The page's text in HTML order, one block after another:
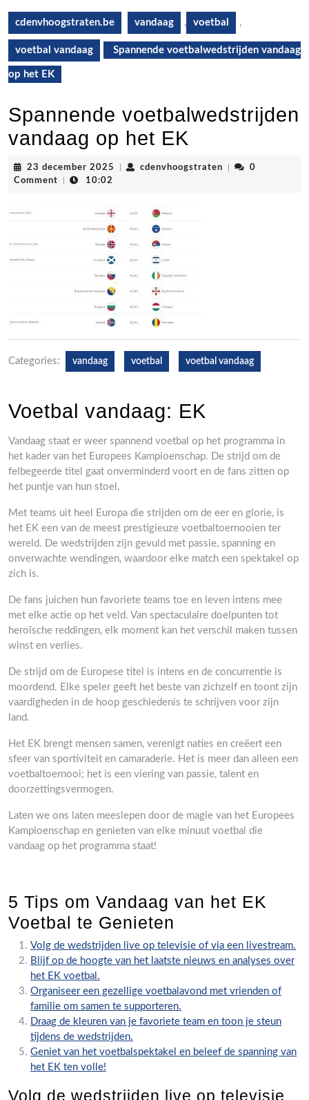
cdenvhoogstraten.be vandaag , voetbal ,
voetbal vandaag Spannende voetbalwedstrijden vandaag
op het EK
Spannende voetbalwedstrijden
vandaag op het EK
23 december 2025 23
cdenvhoogstraten cdenvhoogstraten
0
Comment
10:02
Categories: vandaag voetbal voetbal vandaag
Voetbal vandaag: EK
Vandaag staat er weer spannend voetbal op het programma in
het kader van het Europees Kampioenschap. De strijd om de
felbegeerde titel gaat onverminderd voort en de fans zitten op
het puntje van hun stoel.
Met teams uit heel Europa die strijden om de eer en glorie, is
het EK een van de meest prestigieuze voetbaltoernooien ter
wereld. De wedstrijden zijn gevuld met passie, spanning en
onverwachte wendingen, waardoor elke match een spektakel op
zich is.
De fans juichen hun favoriete teams toe en leven intens mee
met elke actie op het veld. Van spectaculaire doelpunten tot
heroïsche reddingen, elk moment kan het verschil maken tussen
winst en verlies.
De strijd om de Europese titel is intens en de concurrentie is
moordend. Elke speler geeft het beste van zichzelf en toont zijn
vaardigheden in de hoop geschiedenis te schrijven voor zijn
land.
Het EK brengt mensen samen, verenigt naties en creëert een
sfeer van sportiviteit en camaraderie. Het is meer dan alleen een
voetbaltoernooi; het is een viering van passie, talent en
doorzettingsvermogen.
Laten we ons laten meeslepen door de magie van het Europees
Kampioenschap en genieten van elke minuut voetbal die
vandaag op het programma staat!
5 Tips om Vandaag van het EK
Voetbal te Genieten
Volg de wedstrijden live op televisie of via een livestream.
Blijf op de hoogte van het laatste nieuws en analyses over
het EK voetbal.
Organiseer een gezellige voetbalavond met vrienden of
familie om samen te supporteren.
Draag de kleuren van je favoriete team en toon je steun
tijdens de wedstrijden.
Geniet van het voetbalspektakel en beleef de spanning van
het EK ten volle!
Volg de wedstrijden live op televisie